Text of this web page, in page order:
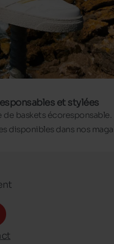
et stylées
de baskets écoresponsable.
disponibles dans nos